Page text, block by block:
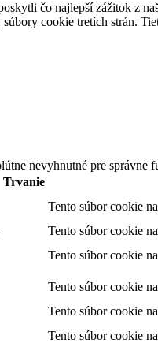
čo najlepší zážitok z
cookie tretích strán.
nevyhnutné pre
Trvanie
Tento súbor cookie
Tento súbor cookie
Tento súbor cookie
Tento súbor cookie
Tento súbor cookie
Tento súbor cookie